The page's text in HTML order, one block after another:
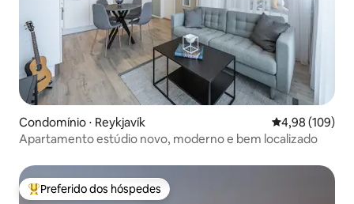
Condomínio ⋅ Reykjavík 4,98 de uma
4,98 (109)
Apartamento estúdio novo, moderno e bem localizado
Entre os melhores preferidos dos hóspedes
Preferido dos hóspedes